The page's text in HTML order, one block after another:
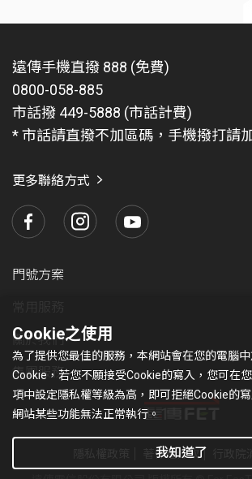
遠傳手機直撥 888 (免費)
0800-058-885
市話撥 449-5888 (市話計費)
* 市話請直撥不加區碼，手機撥打請
更多聯絡方式
門號方案
關於我們
集團服務
著作權條款
Cookie之使用
為了提供您最佳的服務，本網站會在您的電腦
Cookie，若您不願接受Cookie的寫入，您可在
項中設定隱私權等級為高，即可拒絕Cookie的
網站某些功能無法正常執行。
我知道了